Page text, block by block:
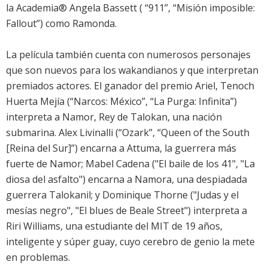
la Academia® Angela Bassett ( “911”, “Misión imposible:
Fallout”) como Ramonda.
La película también cuenta con numerosos personajes
que son nuevos para los wakandianos y que interpretan
premiados actores. El ganador del premio Ariel, Tenoch
Huerta Mejía (“Narcos: México”, “La Purga: Infinita”)
interpreta a Namor, Rey de Talokan, una nación
submarina. Alex Livinalli (“Ozark”, “Queen of the South
[Reina del Sur]”) encarna a Attuma, la guerrera más
fuerte de Namor; Mabel Cadena ("El baile de los 41", "La
diosa del asfalto") encarna a Namora, una despiadada
guerrera Talokanil; y Dominique Thorne ("Judas y el
mesías negro", "El blues de Beale Street") interpreta a
Riri Williams, una estudiante del MIT de 19 años,
inteligente y súper guay, cuyo cerebro de genio la mete
en problemas.